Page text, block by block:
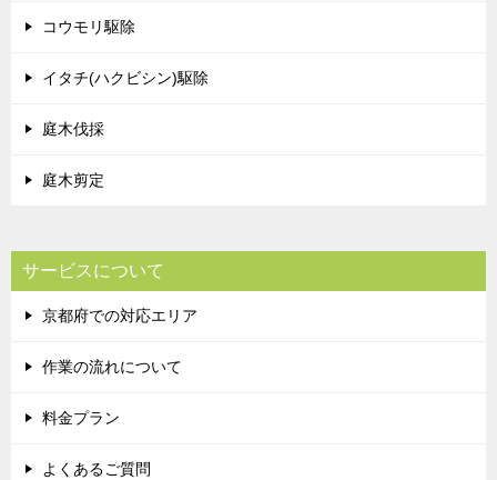
コウモリ駆除
イタチ(ハクビシン)駆除
庭木伐採
庭木剪定
サービスについて
京都府での対応エリア
作業の流れについて
料金プラン
よくあるご質問